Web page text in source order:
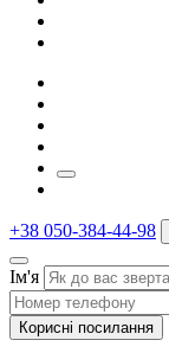
+38 050-384-44-98
Ім'я
Корисні посилання